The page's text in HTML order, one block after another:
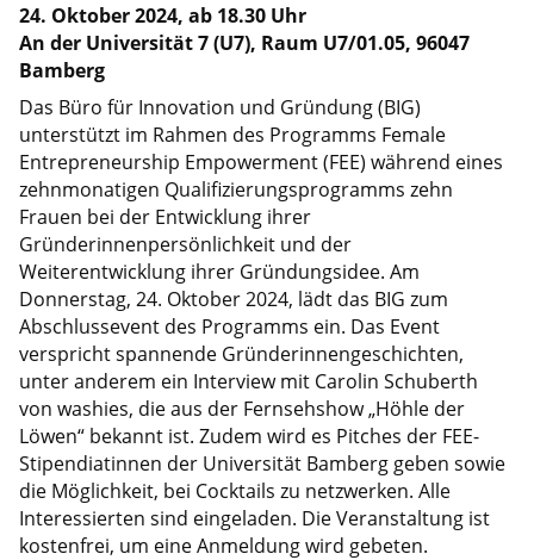
24. Oktober 2024, ab 18.30 Uhr
An der Universität 7 (U7), Raum U7/01.05, 96047
Bamberg
Das Büro für Innovation und Gründung (BIG)
unterstützt im Rahmen des Programms Female
Entrepreneurship Empowerment (FEE) während eines
zehnmonatigen Qualifizierungsprogramms zehn
Frauen bei der Entwicklung ihrer
Gründerinnenpersönlichkeit und der
Weiterentwicklung ihrer Gründungsidee. Am
Donnerstag, 24. Oktober 2024, lädt das BIG zum
Abschlussevent des Programms ein. Das Event
verspricht spannende Gründerinnengeschichten,
unter anderem ein Interview mit Carolin Schuberth
von washies, die aus der Fernsehshow „Höhle der
Löwen“ bekannt ist. Zudem wird es Pitches der FEE-
Stipendiatinnen der Universität Bamberg geben sowie
die Möglichkeit, bei Cocktails zu netzwerken. Alle
Interessierten sind eingeladen. Die Veranstaltung ist
kostenfrei, um eine Anmeldung wird gebeten.